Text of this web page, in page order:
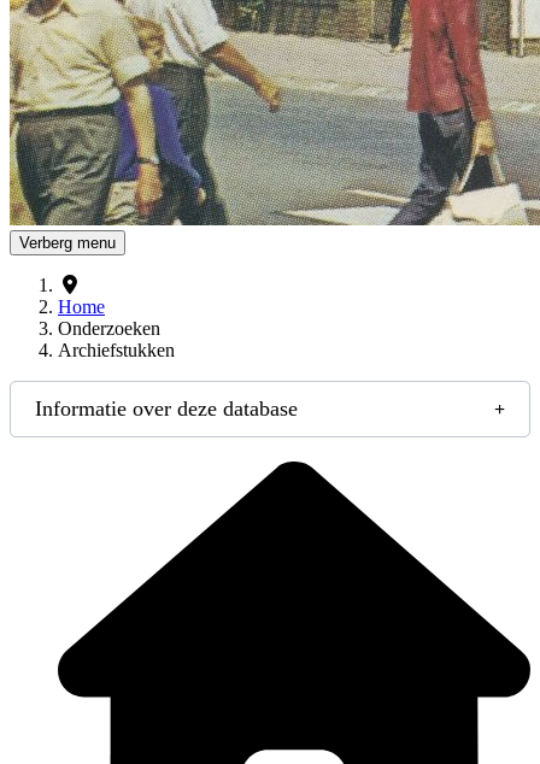
Verberg menu
Home
Onderzoeken
Archiefstukken
Informatie over deze database